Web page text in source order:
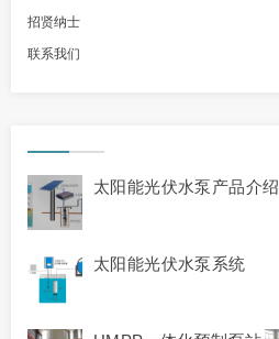
招贤纳士
联系我们
太阳能光伏水泵产品介绍
太阳能光伏水泵系统